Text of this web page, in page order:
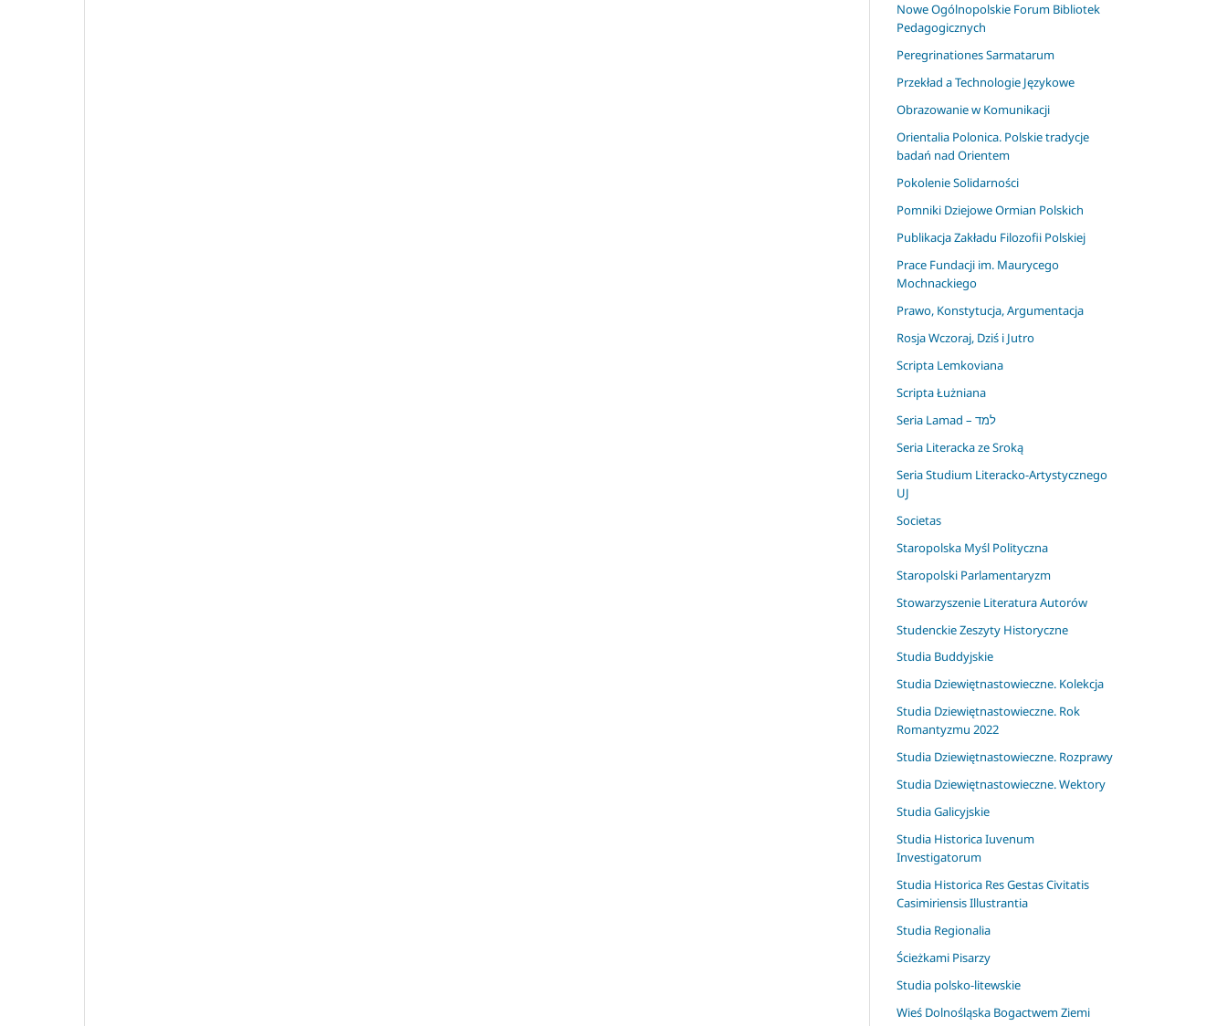
Nowe Ogólnopolskie Forum Bibliotek
Pedagogicznych
Peregrinationes Sarmatarum
Przekład a Technologie Językowe
Obrazowanie w Komunikacji
Orientalia Polonica. Polskie tradycje
badań nad Orientem
Pokolenie Solidarności
Pomniki Dziejowe Ormian Polskich
Publikacja Zakładu Filozofii Polskiej
Prace Fundacji im. Maurycego
Mochnackiego
Prawo, Konstytucja, Argumentacja
Rosja Wczoraj, Dziś i Jutro
Scripta Lemkoviana
Scripta Łużniana
Seria Lamad – למד
Seria Literacka ze Sroką
Seria Studium Literacko-Artystycznego
UJ
Societas
Staropolska Myśl Polityczna
Staropolski Parlamentaryzm
Stowarzyszenie Literatura Autorów
Studenckie Zeszyty Historyczne
Studia Buddyjskie
Studia Dziewiętnastowieczne. Kolekcja
Studia Dziewiętnastowieczne. Rok
Romantyzmu 2022
Studia Dziewiętnastowieczne. Rozprawy
Studia Dziewiętnastowieczne. Wektory
Studia Galicyjskie
Studia Historica Iuvenum
Investigatorum
Studia Historica Res Gestas Civitatis
Casimiriensis Illustrantia
Studia Regionalia
Ścieżkami Pisarzy
Studia polsko-litewskie
Wieś Dolnośląska Bogactwem Ziemi